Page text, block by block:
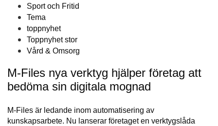
Sport och Fritid
Tema
toppnyhet
Toppnyhet stor
Vård & Omsorg
M-Files nya verktyg hjälper företag att
bedöma sin digitala mognad
M-Files är ledande inom automatisering av
kunskapsarbete. Nu lanserar företaget en verktygslåda